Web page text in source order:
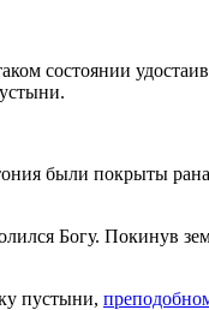
состоянии
были покрыты
Богу. Покинув
пустыни,